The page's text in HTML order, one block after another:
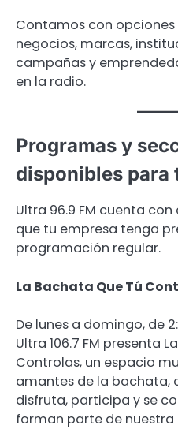
Contamos con
negocios, marcas,
campañas y
en la radio.
Programas y
disponibles para
Ultra 96.9 FM cuenta
que tu empresa tenga
programación regular.
La Bachata Que Tú
De lunes a domingo, de
Ultra 106.7 FM presenta
Controlas, un espacio
amantes de la bachata,
disfruta, participa y se
forman parte de